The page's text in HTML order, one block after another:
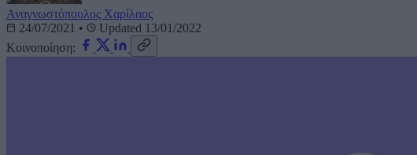
Αναγνωστόπουλος Χαρίλαος
24/07/2021 •
Updated 13/01/2022
Κοινοποίηση: